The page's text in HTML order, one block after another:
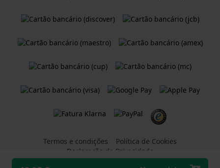
Termos e condições
Política de Cookies
Declaração de Privacidade